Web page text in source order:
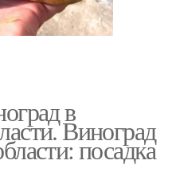
в
Виноград
посадка